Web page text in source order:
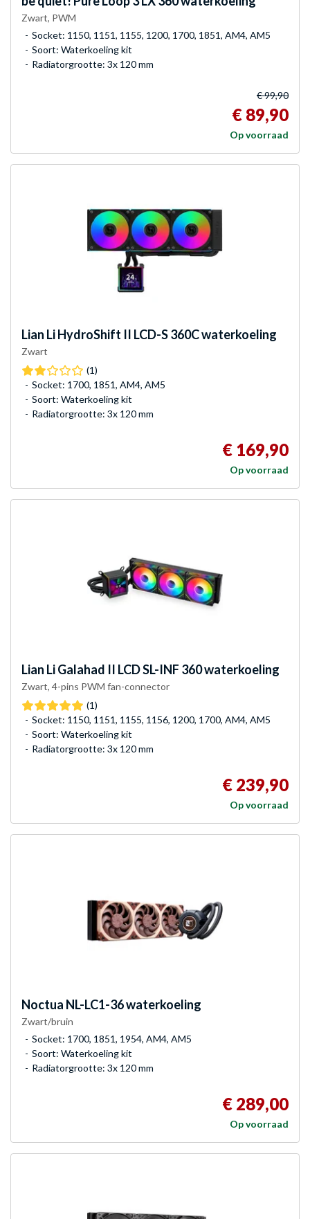
Zwart, PWM
Socket: 1150, 1151, 1155, 1200, 1700, 1851, AM4, AM5
Soort: Waterkoeling kit
Radiatorgrootte: 3x 120 mm
€ 99,90
€ 89,90
Op voorraad
Lian LiHydroShift II LCD-S 360C waterkoeling
Zwart
(1)
Socket: 1700, 1851, AM4, AM5
Soort: Waterkoeling kit
Radiatorgrootte: 3x 120 mm
€ 169,90
Op voorraad
Lian LiGalahad II LCD SL-INF 360 waterkoeling
Zwart, 4-pins PWM fan-connector
(1)
Socket: 1150, 1151, 1155, 1156, 1200, 1700, AM4, AM5
Soort: Waterkoeling kit
Radiatorgrootte: 3x 120 mm
€ 239,90
Op voorraad
Noctua NL-LC1-36 waterkoeling
Zwart/bruin
Socket: 1700, 1851, 1954, AM4, AM5
Soort: Waterkoeling kit
Radiatorgrootte: 3x 120 mm
€ 289,00
Op voorraad